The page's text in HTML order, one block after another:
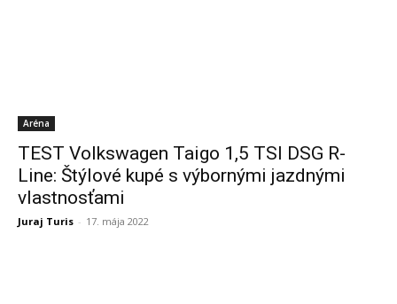
Aréna
TEST Volkswagen Taigo 1,5 TSI DSG R-
Line: Štýlové kupé s výbornými jazdnými
vlastnosťami
Juraj Turis - 17. mája 2022